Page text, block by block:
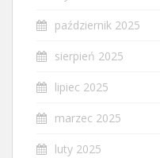
październik 2025
sierpień 2025
lipiec 2025
marzec 2025
luty 2025